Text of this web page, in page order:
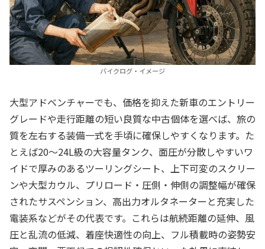
バイクログ・イメージ
大型アドベンチャーでも、価格を抑えた新車のエントリー
グレードや走行距離の短い良質な中古個体を選べば、旅の
質を左右する装備一式を手頃に確保しやすくなります。た
とえば20〜24L級の大容量タンク、面圧が分散しやすいワ
イドで厚みのあるツーリングシート、上下可変のスクリー
ンや大型カウル、プリロード・圧側・伸側の調整幅が確保
されたサスペンション、高出力オルタネーターと充実した
電装系などがその代表です。これらは航続距離の延伸、風
圧と乱流の低減、着座快適性の向上、フル積載時の姿勢安